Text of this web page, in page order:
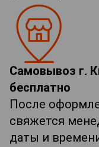
Самовывоз г.
бесплатно
После
свяжется
даты и